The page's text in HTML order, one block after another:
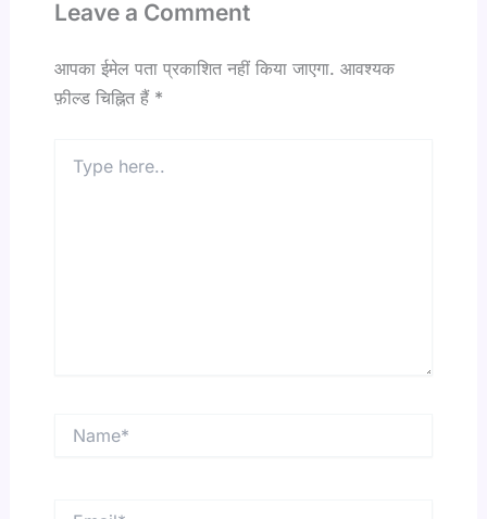
Leave a Comment
आपका ईमेल पता प्रकाशित नहीं किया जाएगा. आवश्यक
फ़ील्ड चिह्नित हैं *
here..